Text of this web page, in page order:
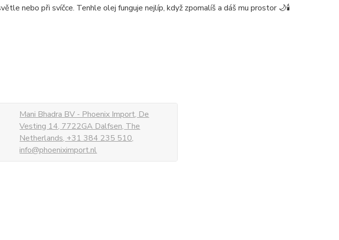
nebo při svíčce. Tenhle olej funguje nejlíp, když zpomalíš a dáš mu prostor 🌙🕯️
Mani Bhadra BV - Phoenix Import, De
Vesting 14, 7722GA Dalfsen, The
Netherlands, +31 384 235 510,
info@phoeniximport.nl